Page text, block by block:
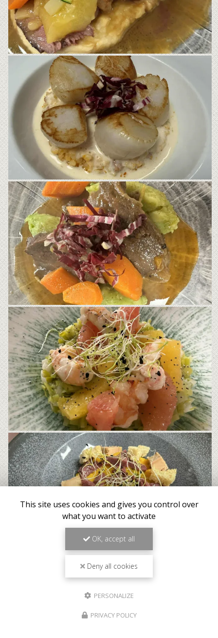
This site uses cookies and gives you control over
what you want to activate
OK, accept all
Deny all cookies
PERSONALIZE
PRIVACY POLICY